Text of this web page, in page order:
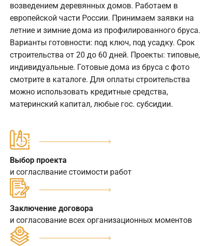
возведением деревянных домов. Работаем в
европейской части России. Принимаем заявки на
летние и зимние дома из профилированного бруса.
Варианты готовности: под ключ, под усадку. Срок
строительства от 20 до 60 дней. Проекты: типовые,
индивидуальные. Готовые дома из бруса с фото
смотрите в каталоге. Для оплаты строительства
можно использовать кредитные средства,
материнский капитал, любые гос. субсидии.
Выбор проекта
и согласлвание стоимости работ
Заключение договора
и согласование всех организационных моментов